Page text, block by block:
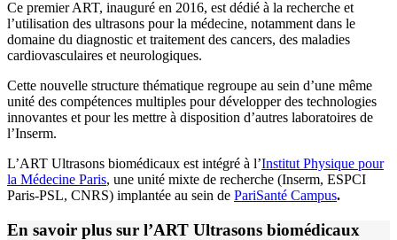
Ce premier ART, inauguré en 2016, est dédié à la recherche et
l’utilisation des ultrasons pour la médecine, notamment dans le
domaine du diagnostic et traitement des cancers, des maladies
cardiovasculaires et neurologiques.
Cette nouvelle structure thématique regroupe au sein d’une même
unité des compétences multiples pour développer des technologies
innovantes et pour les mettre à disposition d’autres laboratoires de
l’Inserm.
L’ART Ultrasons biomédicaux est intégré à l’Institut Physique pour
la Médecine Paris, une unité mixte de recherche (Inserm, ESPCI
Paris-PSL, CNRS) implantée au sein de PariSanté Campus.
En savoir plus sur l’ART Ultrasons biomédicaux